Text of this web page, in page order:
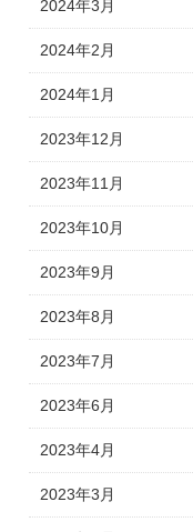
2024年3月
2024年2月
2024年1月
2023年12月
2023年11月
2023年10月
2023年9月
2023年8月
2023年7月
2023年6月
2023年4月
2023年3月